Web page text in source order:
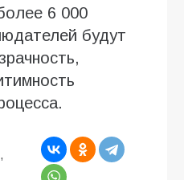
6 000
будут
,